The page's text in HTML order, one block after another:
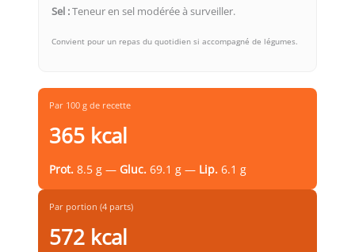
Sel :Teneur en sel modérée à surveiller.
Convient pour un repas du quotidien si accompagné de légumes.
Par 100 g de recette
365 kcal
Prot. 8.5 g — Gluc. 69.1 g — Lip. 6.1 g
Par portion (4 parts)
572 kcal